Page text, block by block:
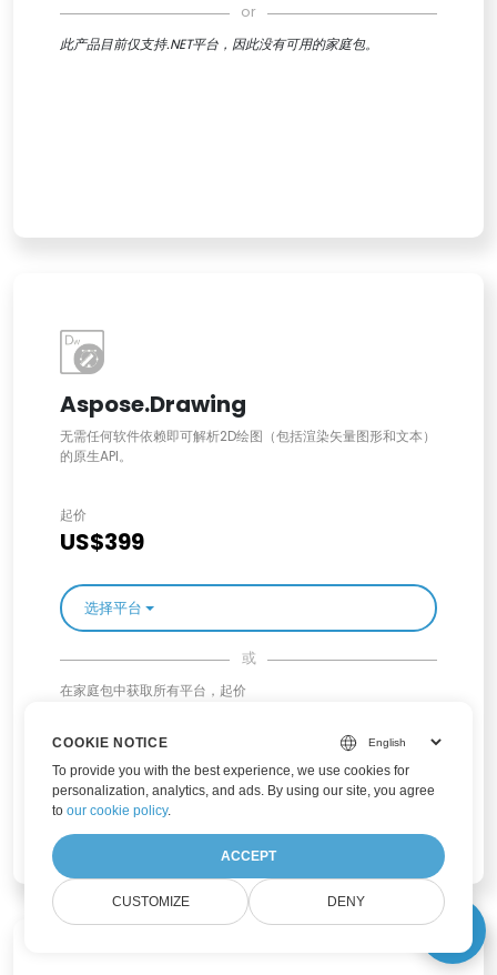
or
此产品目前仅支持.NET平台，因此没有可用的家庭包。
Aspose.Drawing
无需任何软件依赖即可解析2D绘图（包括渲染矢量图形和文本）
的原生API。
起价
US$399
选择平台
或
在家庭包中获取所有平台，起价
COOKIE NOTICE
To provide you with the best experience, we use cookies for
personalization, analytics, and ads. By using our site, you agree
toour cookie policy.
ACCEPT
CUSTOMIZE DENY